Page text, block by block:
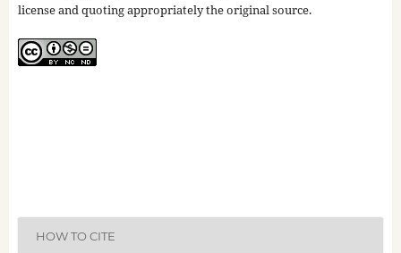
license and quoting appropriately the original source.
HOW TO CITE